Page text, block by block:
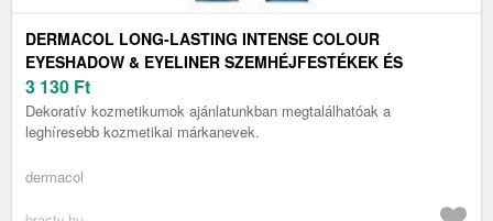
DERMACOL LONG-LASTING INTENSE COLOUR
EYESHADOW & EYELINER SZEMHÉJFESTÉKEK ÉS
SZEMHÉJTUSOK STICK KISZERELÉSBEN NO.3 1, 6 G
3 130 Ft
Dekoratív kozmetikumok ajánlatunkban megtalálhatóak a
leghíresebb kozmetikai márkanevek.
dermacol